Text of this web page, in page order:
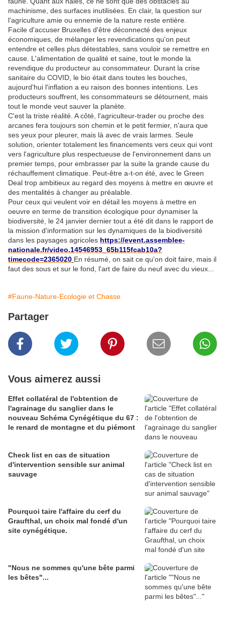
machinisme, des surfaces inutilisées. En clair, la question sur
l'agriculture amie ou ennemie de la nature reste entière.
Facile d'accuser Bruxelles d'être déconnecté des enjeux
économiques, de mélanger les revendications qu'on peut
entendre et celles plus détestables, sans vouloir se remettre en
cause. L'alimentation de qualité et saine, tout le monde la
revendique du producteur au consommateur. Durant la crise
sanitaire du COVID, le bio était dans toutes les bouches,
aujourd'hui l'inflation a eu raison des bonnes intentions. Les
producteurs souffrent, les consommateurs se détournent, mais
tout le monde veut sauver la planète.
C'est la triste réalité. A côté, l'agriculteur-trader ou proche des
arcanes fera toujours son chemin et le petit fermier, n'aura que
ses yeux pour pleurer, mais là avec de vrais larmes. Seule
solution, orienter totalement les financements vers ceux qui vont
vers l'agriculture plus respectueuse de l'environnement dans un
premier temps, pour embrasser par la suite la grande cause du
réchauffement climatique. Peut-être a-t-on été, avec le Green
Deal trop ambitieux au regard des moyens à mettre en œuvre et
des mentalités à changer au préalable.
Pour ceux qui veulent voir en détail les moyens à mettre en
oeuvre en terme de transition écologique pour dynamiser la
biodiversité, le 24 janvier dernier tout a été dit dans le rapport de
la mission d'information sur les dynamiques de la biodiversité
dans les paysages agricoles https://event.assemblee-
nationale.fr/video.14546953_65b115fcab10a?
timecode=2365020 En résumé, on sait ce qu'on doit faire, mais il
faut des sous et sur le fond, l'art de faire du neuf avec du vieux...
#Faune-Nature-Ecologie et Chasse
Partager
Vous aimerez aussi
Effet collatéral de l'obtention de
l'agrainage du sanglier dans le
nouveau Schéma Cynégétique du 67 :
le renard de montagne et du piémont
Check list en cas de situation
d'intervention sensible sur animal
sauvage
Pourquoi taire l'affaire du cerf du
Graufthal, un choix mal fondé d'un
site cynégétique.
"Nous ne sommes qu'une bête parmi
les bêtes"...